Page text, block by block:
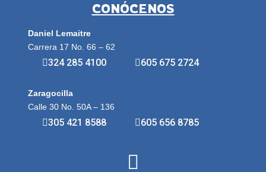
CONÓCENOS
Daniel Lemaitre
Carrera 17 No. 66 – 62
324 285 4100 605 675 2724
Zaragocilla
Calle 30 No. 50A – 136
305 421 8588 605 656 8785